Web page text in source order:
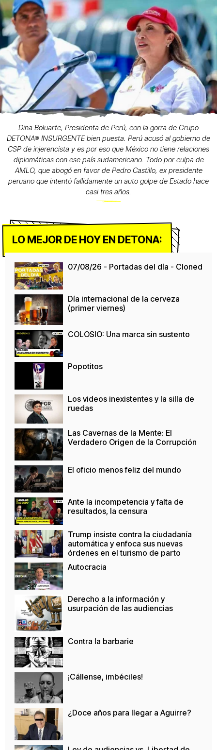
Dina Boluarte, Presidenta de Perú, con la gorra de Grupo
DETONA® INSURGENTE bien puesta. Perú acusó al gobierno de
CSP de injerencista y es por eso que México no tiene relaciones
diplomáticas con ese país sudamericano. Todo por culpa de
AMLO, que abogó en favor de Pedro Castillo, ex presidente
peruano que intentó fallidamente un auto golpe de Estado hace
casi tres años.
LO MEJOR DE HOY EN DETONA:
07/08/26 - Portadas del día - Cloned
Día internacional de la cerveza
(primer viernes)
COLOSIO: Una marca sin sustento
Popotitos
Los videos inexistentes y la silla de
ruedas
Las Cavernas de la Mente: El
Verdadero Origen de la Corrupción
El oficio menos feliz del mundo
Ante la incompetencia y falta de
resultados, la censura
Trump insiste contra la ciudadanía
automática y enfoca sus nuevas
órdenes en el turismo de parto
Autocracia
Derecho a la información y
usurpación de las audiencias
Contra la barbarie
¡Cállense, imbéciles!
¿Doce años para llegar a Aguirre?